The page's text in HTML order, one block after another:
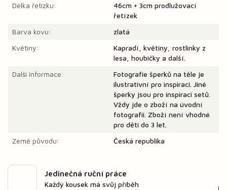
Délka řetízku:
46cm + 3cm prodlužovací
řetízek
Barva kovu:
zlatá
Květiny:
Kapradí, květiny, rostlinky z
lesa, houbičky a další.
Další informace:
Fotografie šperků na těle je
ilustrativní pro inspiraci. Jiné
šperky jsou pro inspiraci setů.
Vždy jde o zboží na úvodní
fotografii. Zboží není vhodné
pro děti do 3 let.
Země původu:
Česká republika
Jedinečná ruční práce
Každý kousek má svůj příběh